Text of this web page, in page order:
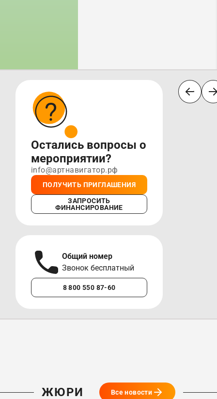
Остались вопросы о
мероприятии?
info@артнавигатор.рф
ПОЛУЧИТЬ ПРИГЛАШЕНИЯ
ЗАПРОСИТЬ
ФИНАНСИРОВАНИЕ
Общий номер
Звонок бесплатный
8 800 550 87-60
ЖЮРИ Все новости